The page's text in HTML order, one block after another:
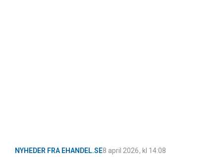
NYHEDER FRA EHANDEL.SE8 april 2026, kl 14:08